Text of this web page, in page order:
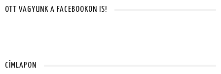
OTT VAGYUNK A FACEBOOKON IS!
CÍMLAPON